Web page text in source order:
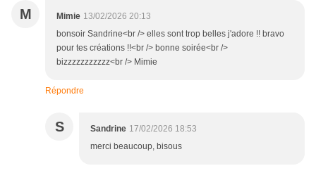
M Mimie 13/02/2026 20:13
bonsoir Sandrine<br /> elles sont trop belles j'adore !! bravo
pour tes créations !!<br /> bonne soirée<br />
bizzzzzzzzzzz<br /> Mimie
Répondre
S Sandrine 17/02/2026 18:53
merci beaucoup, bisous